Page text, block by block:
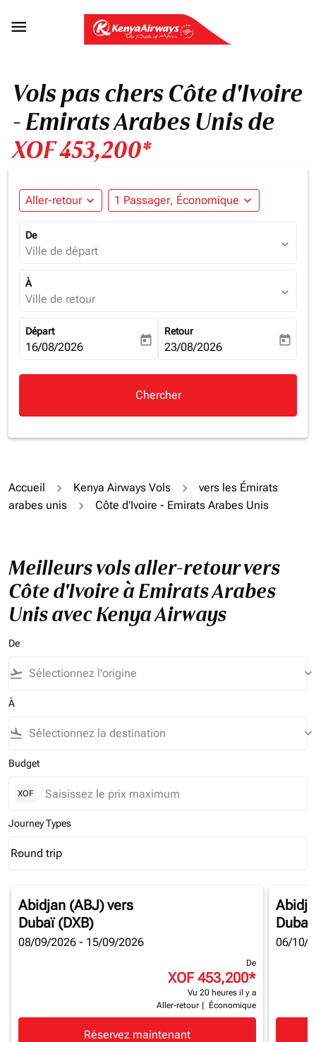

Vols pas chers Côte d'Ivoire
- Emirats Arabes Unis de
XOF 453,200*
Aller-retour expand_more 1 Passager, Économique expand_more
De
Ville de départ expand_more
À
Ville de retour expand_more
Départ
fc-booking-departure-date-aria-label
16/08/2026 today
Retour
fc-booking-return-date-aria-
23/08/2026 today
Chercher
Accueil Kenya Airways Vols
vers les Émirats
arabes unis
Côte d'Ivoire - Emirats Arabes Unis
Meilleurs vols aller-retour vers
Côte d'Ivoire à Emirats Arabes
Unis avec Kenya Airways
De
flight_takeoff keyboard_arrow_down
À
flight_land keyboard_arrow_down
Budget
XOF
Journey Types
Journey Types option Round trip Selected
Round trip
keyboard_arrow_down
Abidjan (ABJ)vers
Dubaï (DXB)
08/09/2026 - 15/09/2026
De
XOF 453,200*
Vu 20 heures il y a
Aller-retour
Économique
Réservez maintenant
Dubaï
06/10/